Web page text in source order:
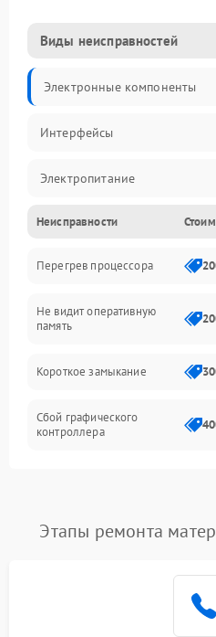
Виды неисправностей
Электронные компоненты
Интерфейсы
Электропитание
Корпус/Герметичность
Механика
ПО/Микропрограмма
Неисправности
Перегрев процессора
Не видит оперативную
память
Короткое замыкание
Сбой графического
контроллера
Этапы ремонта